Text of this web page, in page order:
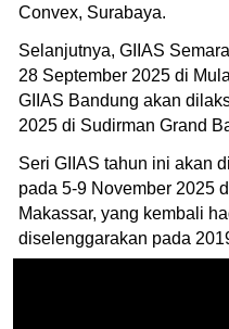
Convex, Surabaya.
Selanjutnya, GIIAS
28 September 2025 di
GIIAS Bandung akan
2025 di Sudirman Grand
Seri GIIAS tahun ini akan
pada 5-9 November 2025
Makassar, yang kembali
diselenggarakan pada